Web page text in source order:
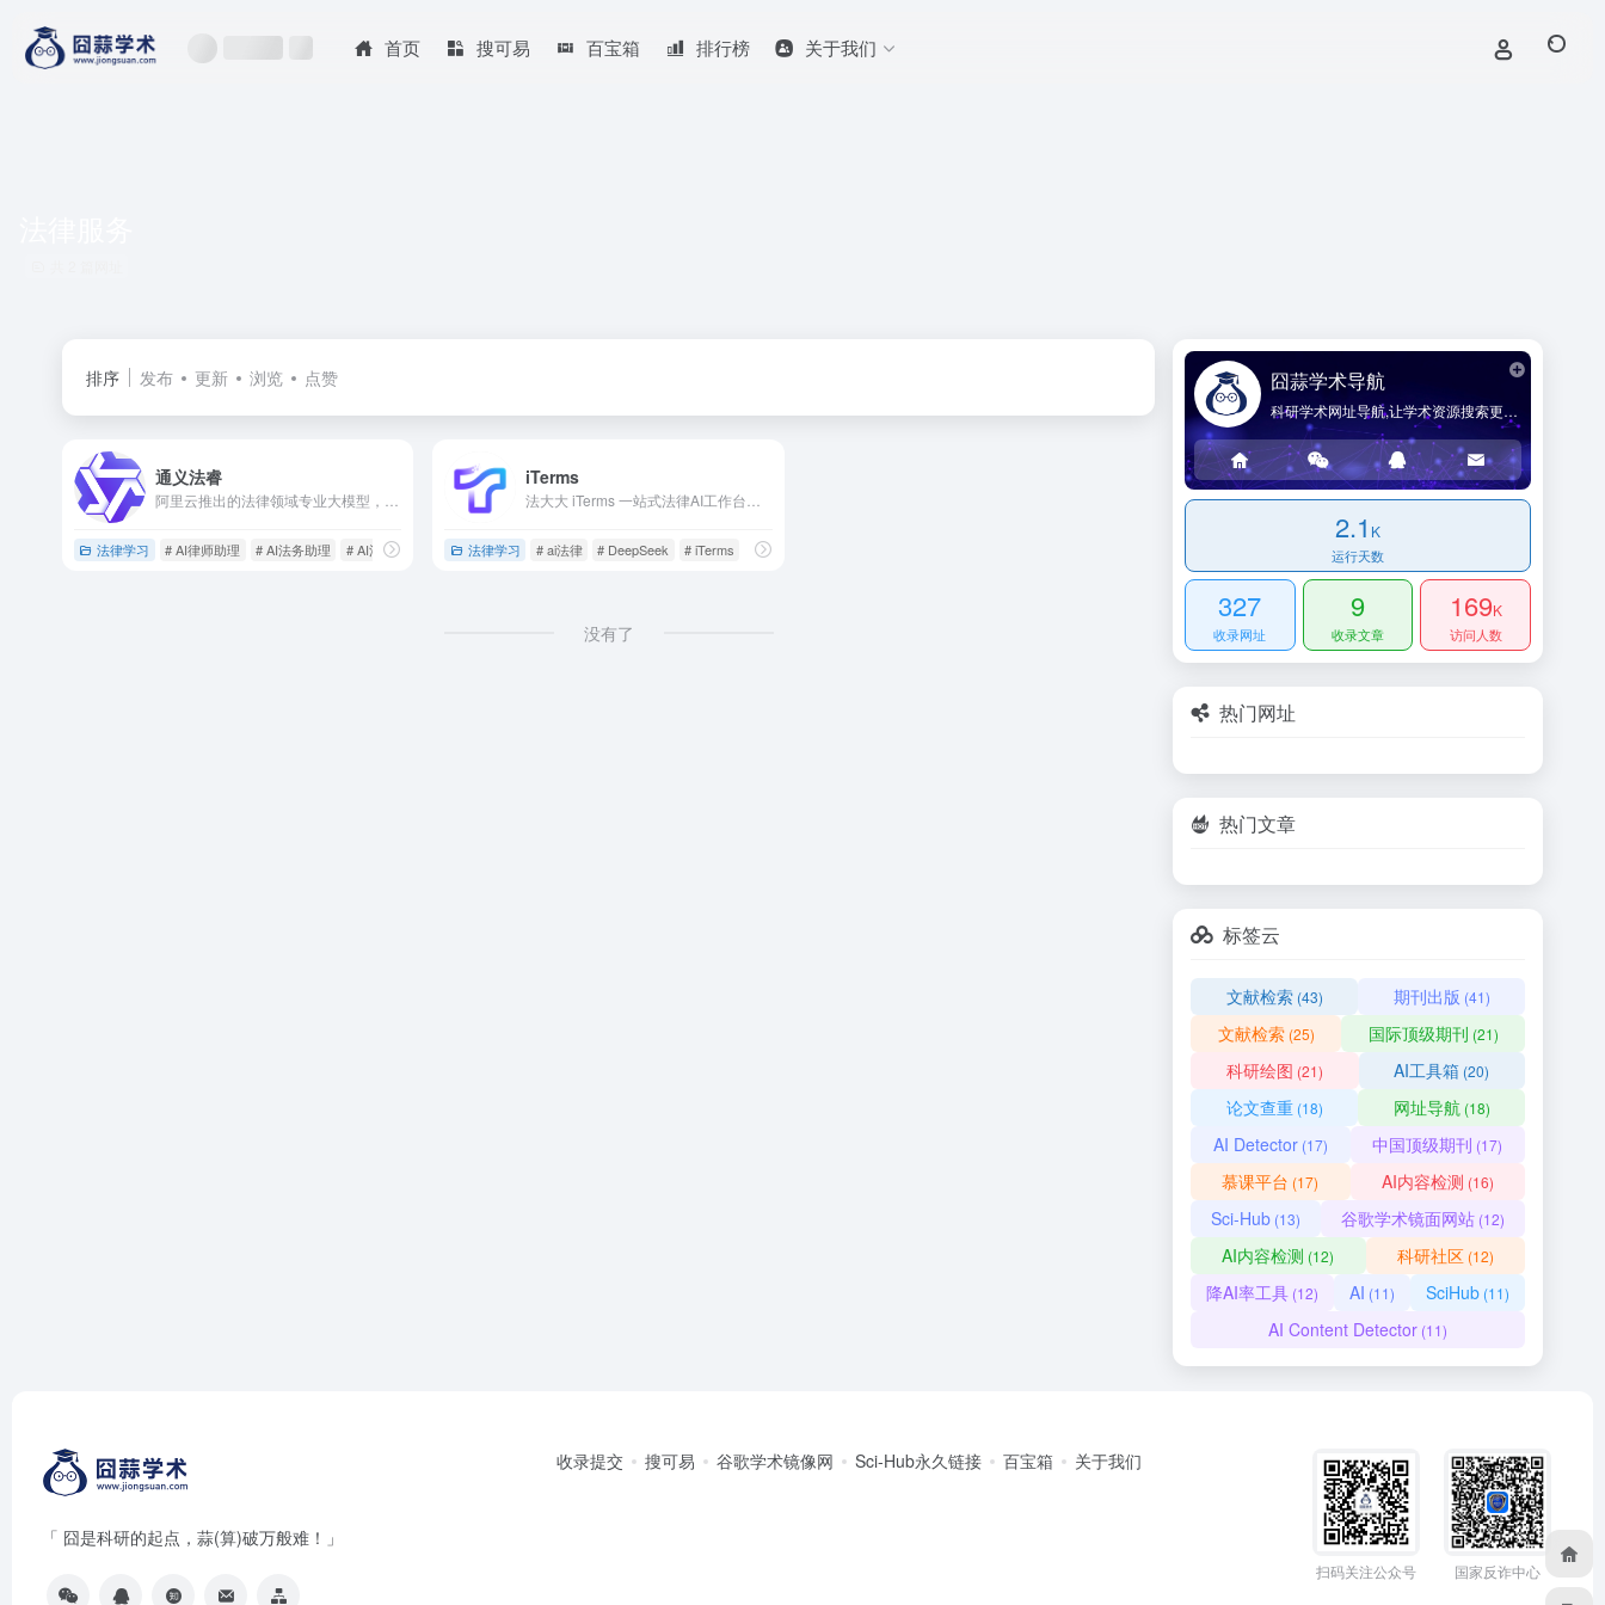
首页 搜可易 百宝箱 排行榜 关于我们
排序 发布 更新 浏览 点赞
通义法睿
法律学习 # AI律师助理 # AI法务助理 # AI法律顾问
iTerms
法律学习 # ai法律 # DeepSeek # iTerms
没有了
囧蒜学术导航
科研学术网址导航,让学术资源搜索更简单!
2.1 K
运行天数
327
收录网址
9
收录文章
169K
访问人数
热门网址
热门文章
标签云
文献检索(43) 期刊出版 (41)
文献检索(25) 国际顶级期刊 (21)
科研绘图 (21) AI工具箱 (20)
论文查重(18) 网址导航 (18)
AI Detector(17) 中国顶级期刊 (17)
慕课平台 (17) AI内容检测 (16)
Sci-Hub (13) 谷歌学术镜面网站 (12)
AI内容检测 (12) 科研社区(12)
降AI率工具 (12) AI (11) SciHub (11)
AI Content Detector (11)
「 囧是科研的起点，蒜(算)破万般难！」
收录提交 搜可易 谷歌学术镜像网 Sci-Hub永久链接 百宝箱 关于我们
扫码关注公众号 国家反诈中心